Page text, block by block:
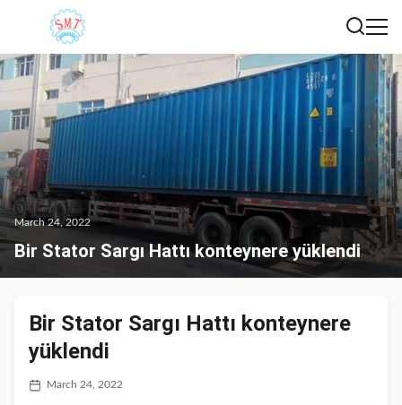
March 24, 2022
Bir Stator Sargı Hattı konteynere yüklendi
Bir Stator Sargı Hattı konteynere
yüklendi
March 24, 2022